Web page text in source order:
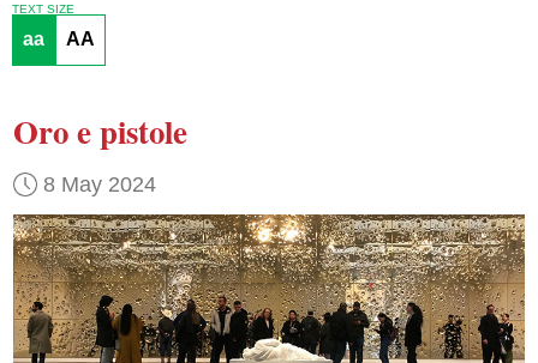
TEXT SIZE
aa AA
Oro e pistole
8 May 2024